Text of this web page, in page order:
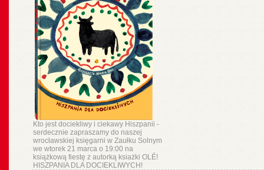
Kto jest dociekliwy i ciekawy Hiszpanii -
serdecznie zapraszamy do naszej
wrocławskiej księgarni w Zaułku Solnym
we wtorek 21 marca o 19:00 na
książkową fiestę z autorką ksiażki OLÉ!
HISZPANIA DLA DOCIEKLIWYCH!